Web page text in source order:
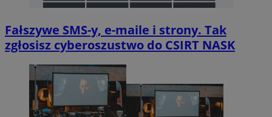
Fałszywe SMS-y, e-maile i strony. Tak
zgłosisz cyberoszustwo do CSIRT NASK